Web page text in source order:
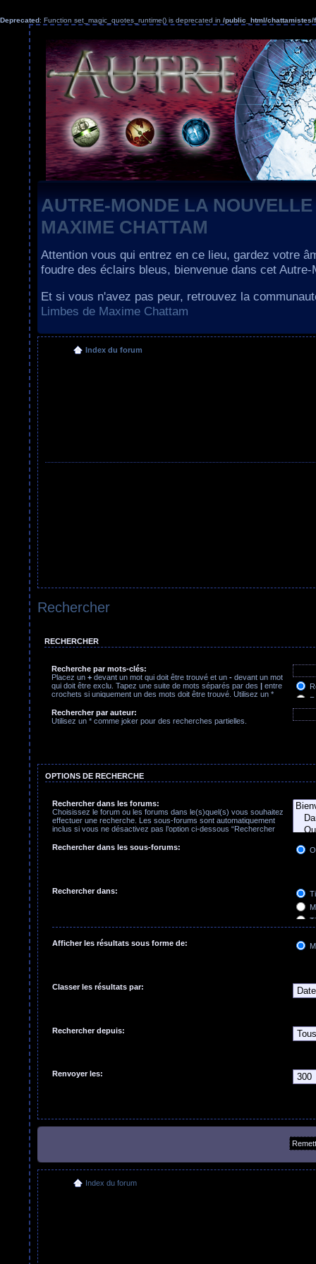
Deprecated: Function set_magic_quotes_runtime() is deprecated in /public_html/chattamistes/
AUTRE-MONDE LA
MAXIME CHATTAM
Attention vous qui entrez en ce lieu, gardez votre
foudre des éclairs bleus, bienvenue dans cet Autre-
Et si vous n'avez pas peur, retrouvez la
Limbes de Maxime Chattam
Index du forum
Rechercher
RECHERCHER
Recherche par mots-clés:
Placez un +devant un mot qui doit être trouvé et un -devant un mot
qui doit être exclu. Tapez une suite de mots séparés par des |entre
crochets si uniquement un des mots doit être trouvé. Utilisez un *
Rechercher par auteur:
Utilisez un * comme joker pour des recherches partielles.
OPTIONS DE RECHERCHE
Rechercher dans les forums:
Choisissez le forum ou les forums dans le(s)quel(s) vous souhaitez
effectuer une recherche. Les sous-forums sont automatiquement
inclus si vous ne désactivez pas l’option ci-dessous “Rechercher
Rechercher dans les sous-forums:
Rechercher dans:
Afficher les résultats sous forme de:
Classer les résultats par:
Rechercher depuis:
Renvoyer les:
Index du forum